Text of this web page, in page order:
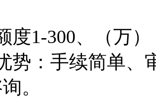
度1-300、（万）
势：手续简单、
。